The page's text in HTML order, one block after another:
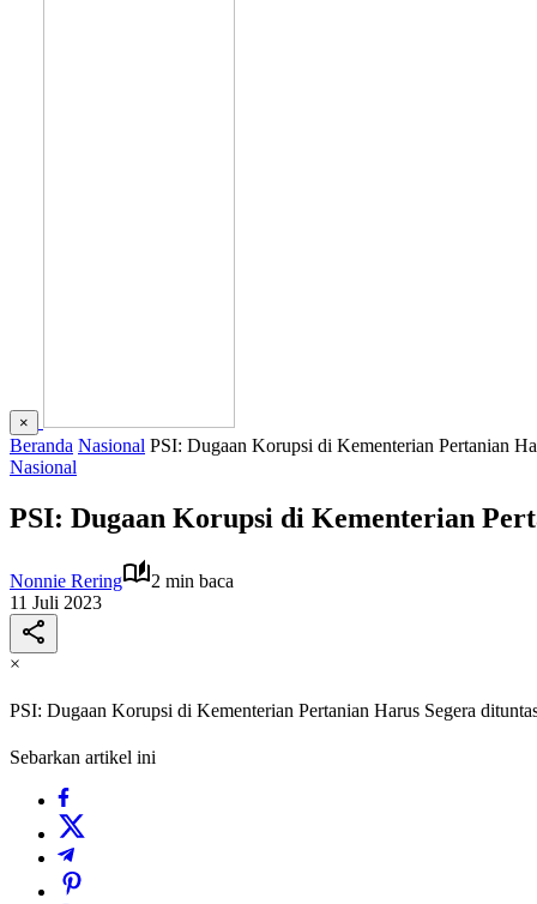
×
Beranda Nasional PSI: Dugaan Korupsi di Kementerian Pertanian
Nasional
PSI: Dugaan Korupsi di Kementerian
Nonnie Rering
2 min baca
11 Juli 2023
×
PSI: Dugaan Korupsi di Kementerian Pertanian Harus Segera
Sebarkan artikel ini